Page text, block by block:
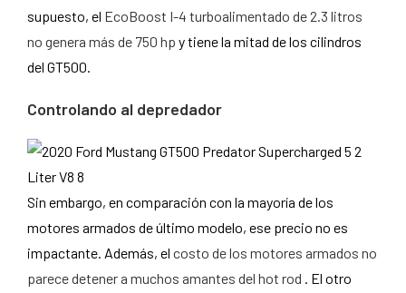
supuesto, el EcoBoost I-4 turboalimentado de 2.3 litros
no genera más de 750 hp y tiene la mitad de los cilindros
del GT500.
Controlando al depredador
Sin embargo, en comparación con la mayoría de los
motores armados de último modelo, ese precio no es
impactante. Además, el costo de los motores armados no
parece detener a muchos amantes del hot rod . El otro